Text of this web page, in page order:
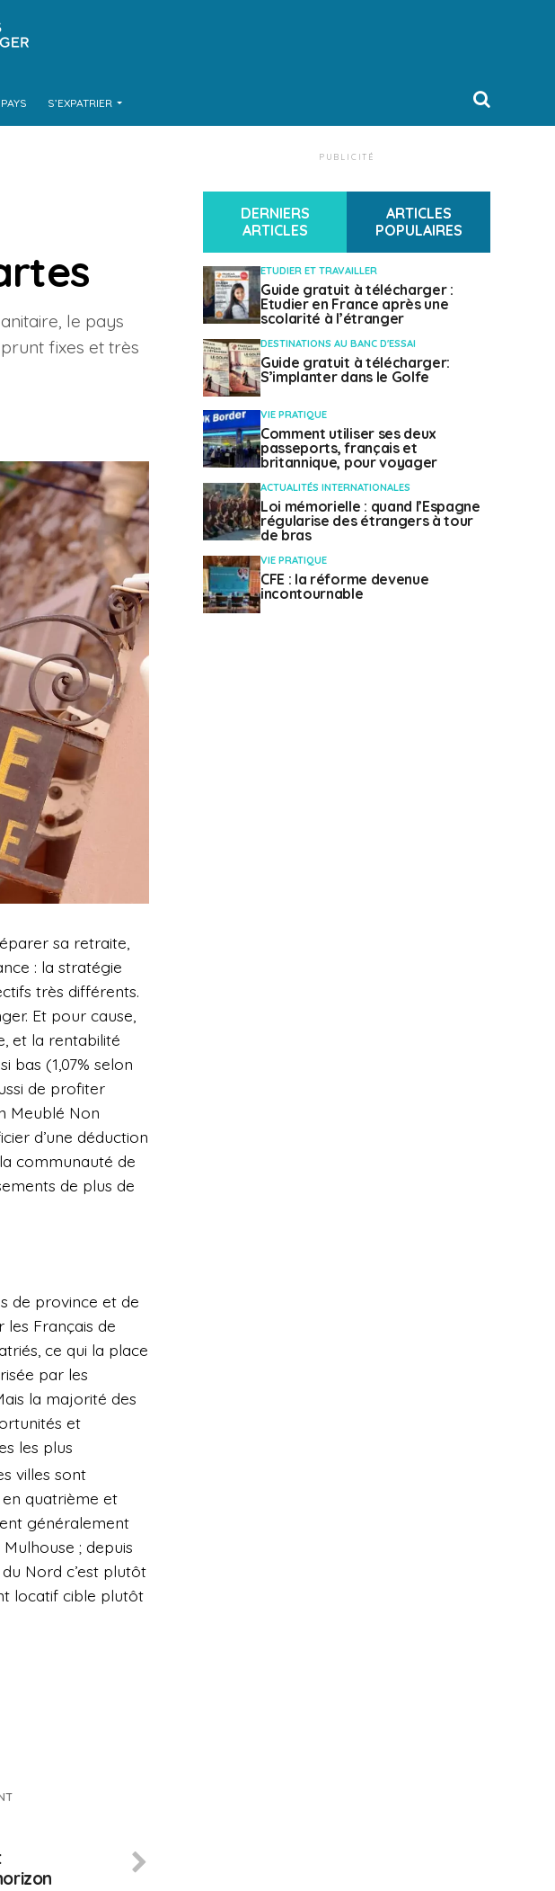
S’EXPATRIER
le pays
fixes et très
sa retraite,
: la stratégie
très différents.
Et pour cause,
et la rentabilité
bas (1,07% selon
de profiter
Meublé Non
d’une déduction
communauté de
de plus de
de province et de
les Français de
ce qui la place
par les
la majorité des
et
les plus
villes sont
quatrième et
généralement
; depuis
Nord c’est plutôt
locatif cible plutôt
PUBLICITÉ
DERNIERS
ARTICLES
ARTICLES
POPULAIRES
ETUDIER ET TRAVAILLER
Guide gratuit à télécharger :
Etudier en France après une
scolarité à l’étranger
DESTINATIONS AU BANC D'ESSAI
Guide gratuit à télécharger:
S’implanter dans le Golfe
VIE PRATIQUE
Comment utiliser ses deux
passeports, français et
britannique, pour voyager
ACTUALITÉS INTERNATIONALES
Loi mémorielle : quand l’Espagne
régularise des étrangers à tour
de bras
VIE PRATIQUE
CFE : la réforme devenue
incontournable